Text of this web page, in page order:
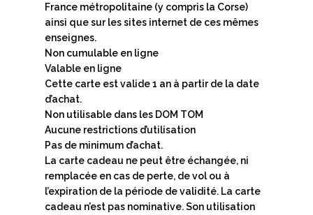
France métropolitaine (y compris la Corse)
ainsi que sur les sites internet de ces mêmes
enseignes.
Non cumulable en ligne
Valable en ligne
Cette carte est valide 1 an à partir de la date
d’achat.
Non utilisable dans les DOM TOM
Aucune restrictions d’utilisation
Pas de minimum d’achat.
La carte cadeau ne peut être échangée, ni
remplacée en cas de perte, de vol ou à
l’expiration de la période de validité. La carte
cadeau n’est pas nominative. Son utilisation